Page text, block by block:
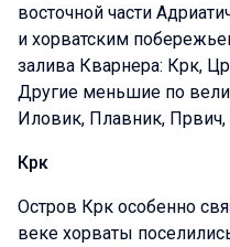
восточной части
и хорватским
залива Кварнера: Крк,
Другие меньшие по
Иловик, Плавник, Првич,
Крк
Остров Крк особенно
веке хорваты